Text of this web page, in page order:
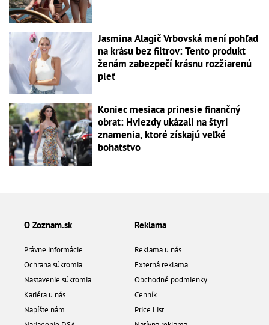
Jasmina Alagič Vrbovská mení pohľad
na krásu bez filtrov: Tento produkt
ženám zabezpečí krásnu rozžiarenú
pleť
Koniec mesiaca prinesie finančný
obrat: Hviezdy ukázali na štyri
znamenia, ktoré získajú veľké
bohatstvo
O Zoznam.sk
Právne informácie
Ochrana súkromia
Nastavenie súkromia
Kariéra u nás
Napíšte nám
Reklama
Reklama u nás
Externá reklama
Obchodné podmienky
Cenník
Price List